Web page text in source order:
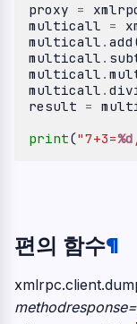
proxy =
multicall =
multicall . add
multicall .
multicall .
multicall .
result =
print("7+3=%d
편의 함수¶
xmlrpc.client.
methodresponse=